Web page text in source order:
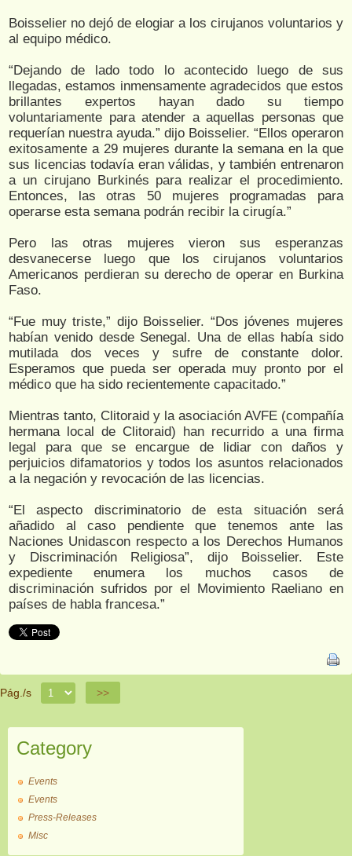
Boisselier no dejó de elogiar a los cirujanos voluntarios y
al equipo médico.
“Dejando de lado todo lo acontecido luego de sus
llegadas, estamos inmensamente agradecidos que estos
brillantes expertos hayan dado su tiempo
voluntariamente para atender a aquellas personas que
requerían nuestra ayuda.” dijo Boisselier. “Ellos operaron
exitosamente a 29 mujeres durante la semana en la que
sus licencias todavía eran válidas, y también entrenaron
a un cirujano Burkinés para realizar el procedimiento.
Entonces, las otras 50 mujeres programadas para
operarse esta semana podrán recibir la cirugía.”
Pero las otras mujeres vieron sus esperanzas
desvanecerse luego que los cirujanos voluntarios
Americanos perdieran su derecho de operar en Burkina
Faso.
“Fue muy triste,” dijo Boisselier. “Dos jóvenes mujeres
habían venido desde Senegal. Una de ellas había sido
mutilada dos veces y sufre de constante dolor.
Esperamos que pueda ser operada muy pronto por el
médico que ha sido recientemente capacitado.”
Mientras tanto, Clitoraid y la asociación AVFE (compañía
hermana local de Clitoraid) han recurrido a una firma
legal para que se encargue de lidiar con daños y
perjuicios difamatorios y todos los asuntos relacionados
a la negación y revocación de las licencias.
“El aspecto discriminatorio de esta situación será
añadido al caso pendiente que tenemos ante las
Naciones Unidascon respecto a los Derechos Humanos
y Discriminación Religiosa”, dijo Boisselier. Este
expediente enumera los muchos casos de
discriminación sufridos por el Movimiento Raeliano en
países de habla francesa.”
Pág./s >>
Category
Events
Events
Press-Releases
Misc